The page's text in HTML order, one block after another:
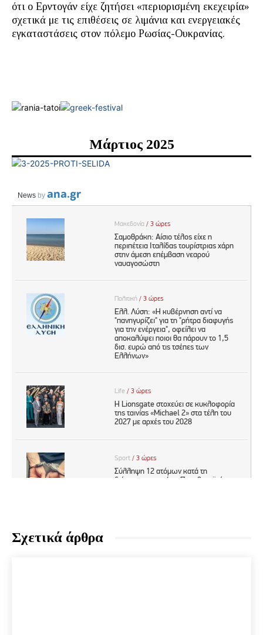
ότι ο Ερντογάν είχε ζητήσει «περιορισμένη εκεχειρία»
σχετικά με τις επιθέσεις σε λιμάνια και ενεργειακές
εγκαταστάσεις στον πόλεμο Ρωσίας-Ουκρανίας.
Μάρτιος 2025
Σχετικά άρθρα